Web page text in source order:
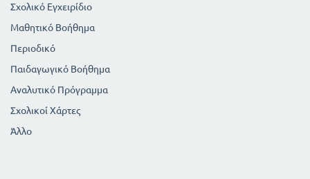
Σχολικό Εγχειρίδιο
Μαθητικό Βοήθημα
Περιοδικό
Παιδαγωγικό Βοήθημα
Αναλυτικό Πρόγραμμα
Σχολικοί Χάρτες
Άλλο